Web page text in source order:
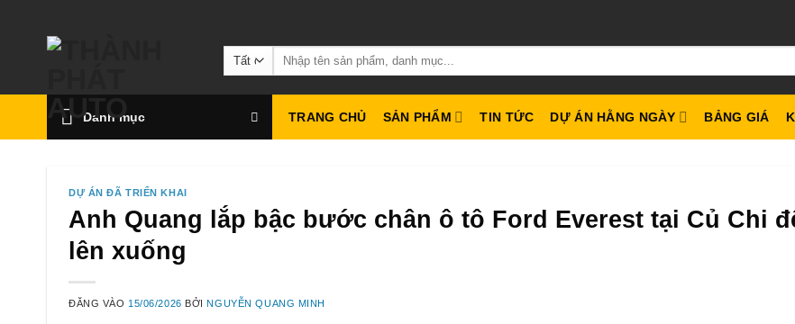
Tìm
kiếm:
Danh mục TRANG CHỦ SẢN PHẨM TIN TỨC DỰ ÁN HẰNG NGÀY BẢNG GIÁ
DỰ ÁN ĐÃ TRIỂN KHAI
Anh Quang lắp bậc bước chân ô tô Ford Everest tại Củ Chi
lên xuống
ĐĂNG VÀO 15/06/2026 BỞINGUYỄN QUANG MINH